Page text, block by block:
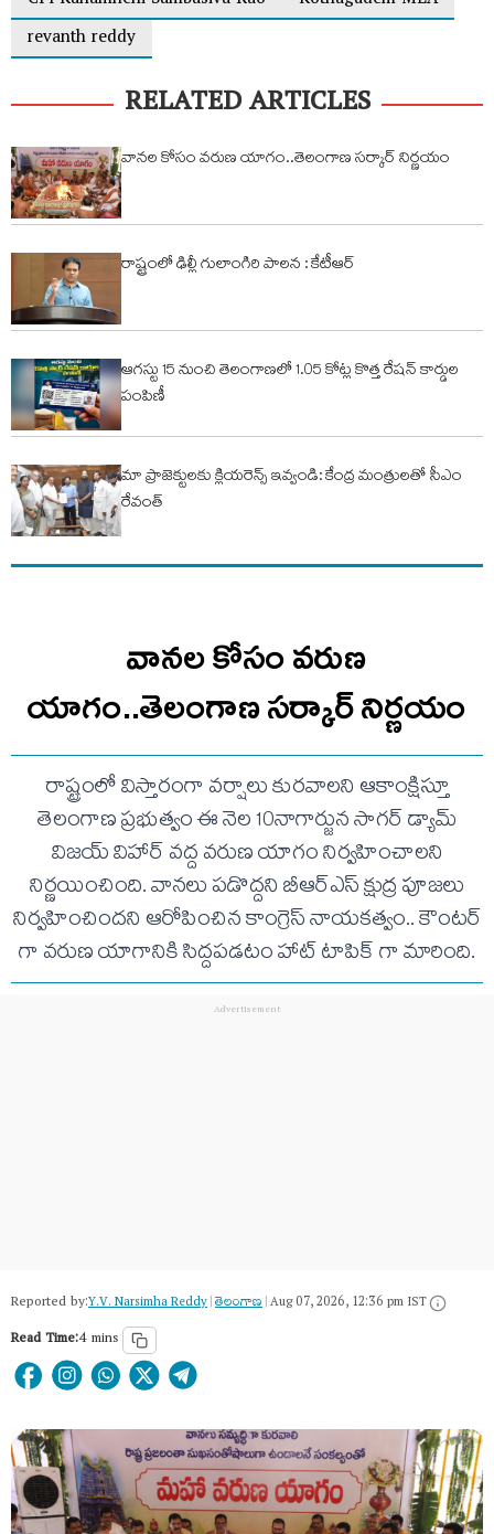
revanth reddy
RELATED ARTICLES
వానల కోసం వరుణ యాగం..తెలంగాణ సర్కార్ నిర్ణయం
రాష్ట్రంలో ఢిల్లీ గులాంగిరి పాలన : కేటీఆర్
ఆగస్టు 15 నుంచి తెలంగాణలో 1.05 కోట్ల కొత్త రేషన్ కార్డుల
పంపిణీ
మా ప్రాజెక్టులకు క్లియరెన్స్ ఇవ్వండి: కేంద్ర మంత్రులతో సీఎం
రేవంత్
వానల కోసం వరుణ
యాగం..తెలంగాణ సర్కార్ నిర్ణయం
రాష్ట్రంలో విస్తారంగా వర్షాలు కురవాలని ఆకాంక్షిస్తూ
తెలంగాణ ప్రభుత్వం ఈ నెల 10నాగార్జున సాగర్ డ్యామ్
విజయ్ విహార్ వద్ద వరుణ యాగం నిర్వహించాలని
నిర్ణయించింది. వానలు పడొద్దని బీఆర్ఎస్ క్షుద్ర పూజలు
నిర్వహించిందని ఆరోపించిన కాంగ్రెస్ నాయకత్వం.. కౌంటర్
గా వరుణ యాగానికి సిద్దపడటం హాట్ టాపిక్ గా మారింది.
Reported by:Y.V. Narsimha Reddy|తెలంగాణ‌|Aug 07, 2026, 12:36 pm IST
Read Time:4 mins